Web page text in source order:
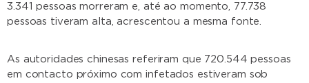
3.341 pessoas morreram e, até ao momento, 77.738
pessoas tiveram alta, acrescentou a mesma fonte.
As autoridades chinesas referiram que 720.544 pessoas
em contacto próximo com infetados estiveram sob